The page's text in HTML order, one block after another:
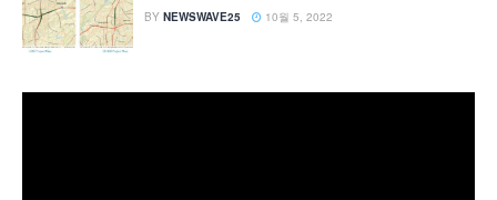
BY NEWSWAVE25 10월 5, 2022